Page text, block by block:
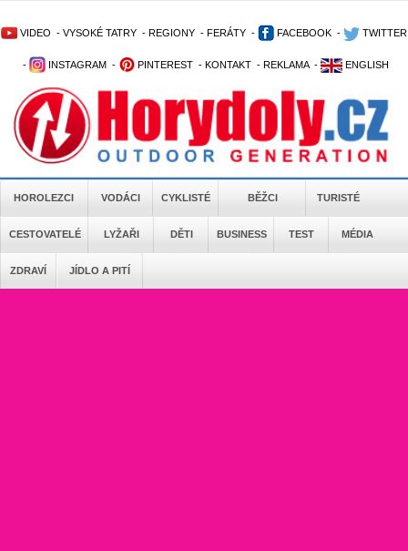
VIDEO - VYSOKÉ TATRY - REGIONY - FERÁTY - FACEBOOK - TWITTER
- INSTAGRAM - PINTEREST - KONTAKT - REKLAMA - ENGLISH
HOROLEZCI VODÁCI CYKLISTÉ BĚŽCI TURISTÉ
CESTOVATELÉ LYŽAŘI DĚTI BUSINESS TEST MÉDIA
ZDRAVÍ JÍDLO A PITÍ